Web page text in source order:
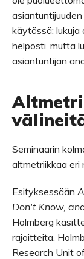
käytössä: lukuja
helposti, mutta
asiantuntijan
Seminaarin
altmetriikkaa eri
Esityksessään
Don't Know,
Holmberg
rajoitteita.
Research Unit